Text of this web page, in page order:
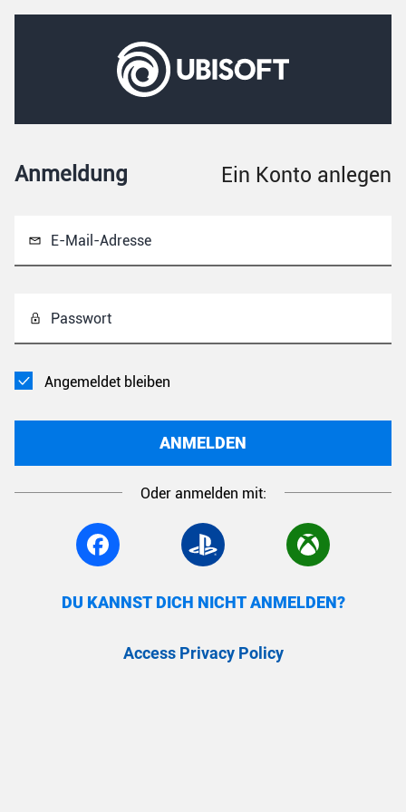
Anmeldung Ein Konto anlegen
E-Mail-Adresse
Passwort
Angemeldet bleiben
ANMELDEN
Oder anmelden mit:
DU KANNST DICH NICHT ANMELDEN?
Access Privacy Policy